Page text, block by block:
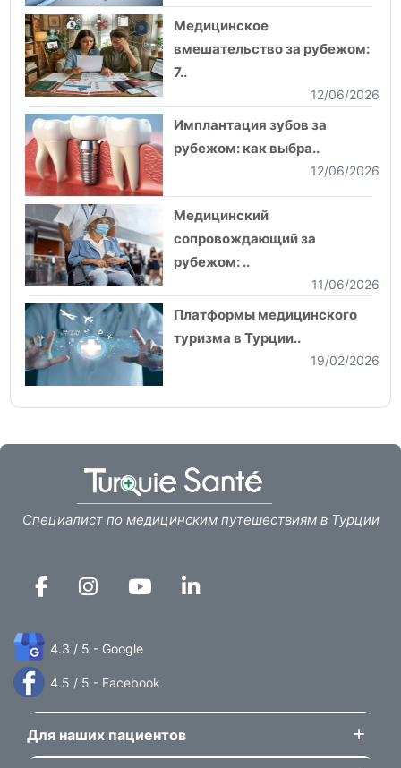
Медицинское
вмешательство за рубежом:
7..
12/06/2026
Имплантация зубов за
рубежом: как выбра..
12/06/2026
Медицинский
сопровождающий за
рубежом: ..
11/06/2026
Платформы медицинского
туризма в Турции..
19/02/2026
Специалист по медицинским путешествиям в Турции
4.3 / 5 - Google
4.5 / 5 - Facebook
Для наших пациентов